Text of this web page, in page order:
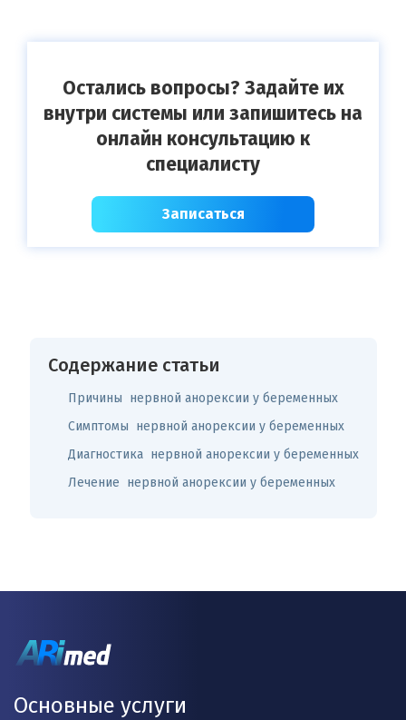
Остались вопросы? Задайте их
внутри системы или запишитесь на
онлайн консультацию к
специалисту
Записаться
Содержание статьи
Причины нервной анорексии у беременных
Симптомы нервной анорексии у беременных
Диагностика нервной анорексии у беременных
Лечение нервной анорексии у беременных
Основные услуги